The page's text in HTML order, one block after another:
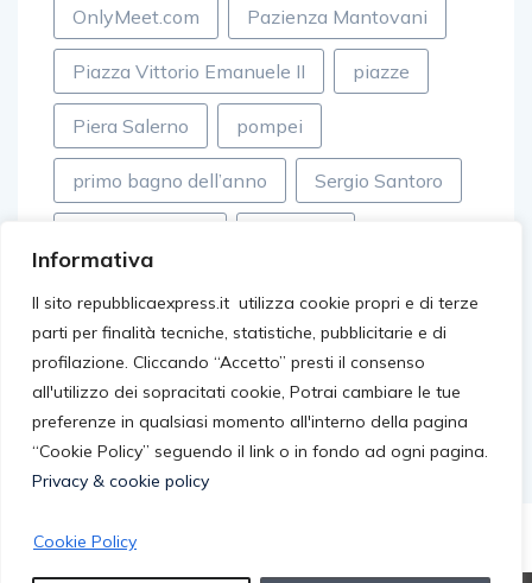
Informativa
Il sito repubblicaexpress.it utilizza cookie propri e di terze
parti per finalità tecniche, statistiche, pubblicitarie e di
profilazione. Cliccando “Accetto” presti il consenso
all'utilizzo dei sopracitati cookie, Potrai cambiare le tue
preferenze in qualsiasi momento all'interno della pagina
“Cookie Policy” seguendo il link o in fondo ad ogni pagina.
Privacy & cookie policy
Cookie Policy
OnlyMeet.com Pazienza Mantovani
Piazza Vittorio Emanuele II piazze
Piera Salerno pompei
primo bagno dell’anno Sergio Santoro
tordelli versiliesi Wise